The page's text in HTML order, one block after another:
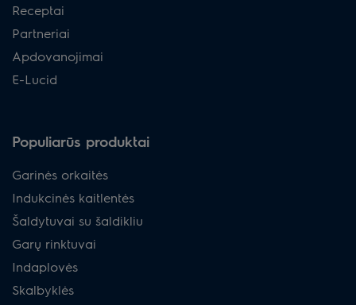
Receptai
Partneriai
Apdovanojimai
E-Lucid
Populiarūs produktai
Garinės orkaitės
Indukcinės kaitlentės
Šaldytuvai su šaldikliu
Garų rinktuvai
Indaplovės
Skalbyklės